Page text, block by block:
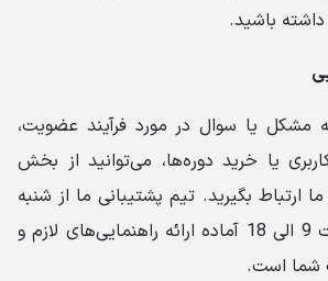
باشید.
مشکل یا سوال در مورد فرآیند عضویت،
یا خرید دوره‌ها، می‌توانید از بخش
ارتباط بگیرید. تیم پشتیبانی ما از شنبه
تا چهارشنبه از ساعت 9 الی 18 آماده ارائه راهنمایی‌های لازم و
شما است.